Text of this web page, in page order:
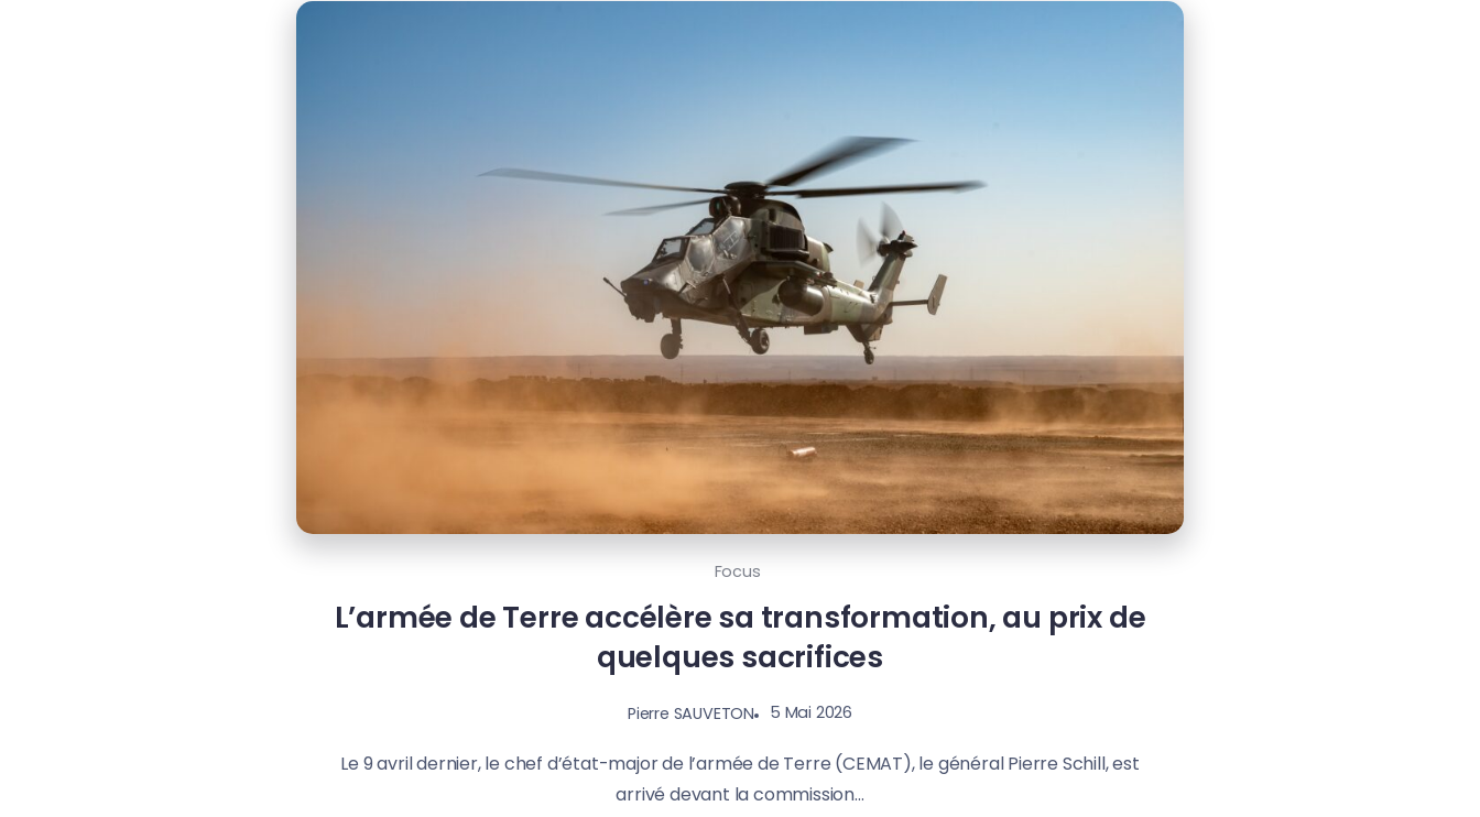
Focus
L’armée de Terre accélère sa transformation, au prix de
quelques sacrifices
Pierre SAUVETON 5 Mai 2026
Le 9 avril dernier, le chef d’état-major de l’armée de Terre (CEMAT), le général Pierre Schill, est
arrivé devant la commission...